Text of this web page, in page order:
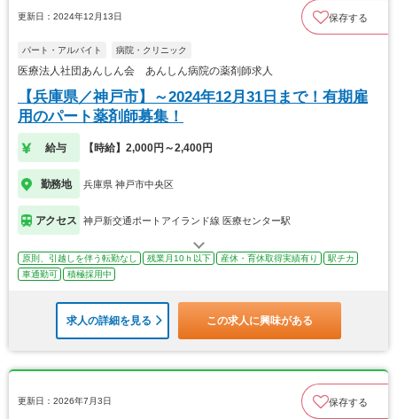
更新日：2024年12月13日 保存する
パート・アルバイト 病院・クリニック
医療法人社団あんしん会 あんしん病院の薬剤師求人
【兵庫県／神戸市】～2024年12月31日まで！有期雇
用のパート薬剤師募集！
給与 【時給】2,000円～2,400円
勤務地 兵庫県 神戸市中央区
アクセス 神戸新交通ポートアイランド線 医療センター駅
原則、引越しを伴う転勤なし 残業月10ｈ以下 産休・育休取得実績有り
駅チカ
車通勤可
積極採用中
求人の詳細を見る この求人に興味がある
更新日：2026年7月3日 保存する